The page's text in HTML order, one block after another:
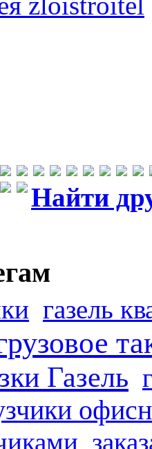
Найти
газель
Газель